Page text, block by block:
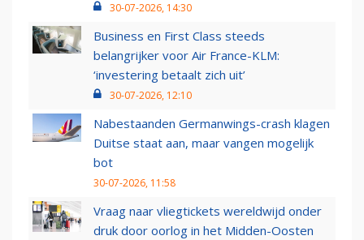
30-07-2026, 14:30
Business en First Class steeds
belangrijker voor Air France-KLM:
‘investering betaalt zich uit’
30-07-2026, 12:10
Nabestaanden Germanwings-crash klagen
Duitse staat aan, maar vangen mogelijk
bot
30-07-2026, 11:58
Vraag naar vliegtickets wereldwijd onder
druk door oorlog in het Midden-Oosten